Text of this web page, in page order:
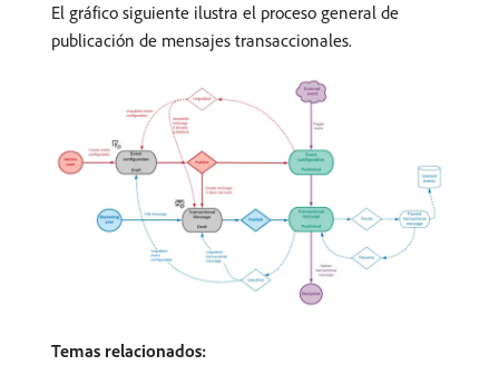
El gráfico siguiente ilustra el proceso general de
publicación de mensajes transaccionales.
Temas relacionados: